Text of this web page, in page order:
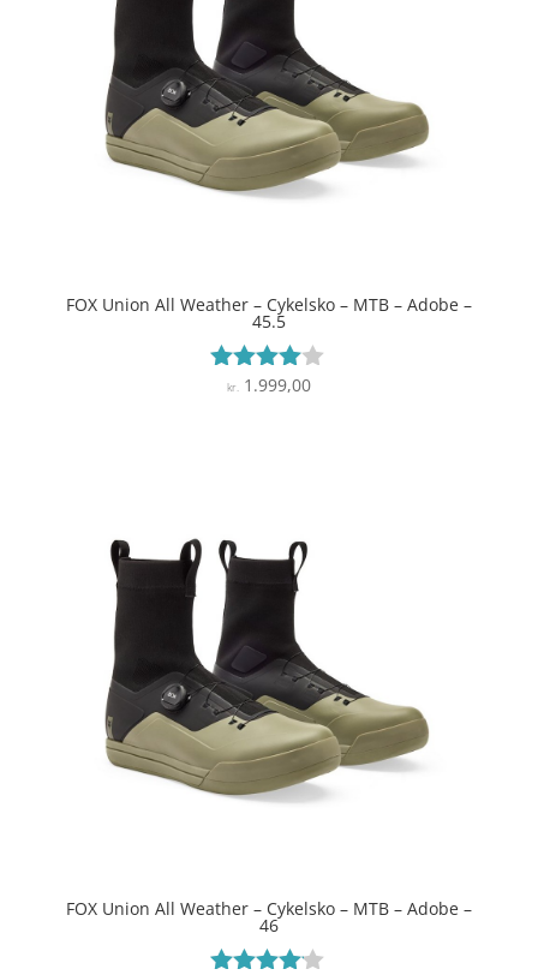
FOX Union All Weather – Cykelsko – MTB – Adobe –
45.5
Vurderet
kr.1.999,00
FOX Union All Weather – Cykelsko – MTB – Adobe –
46